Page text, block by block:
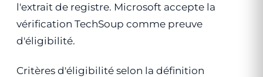
l'extrait de registre. Microsoft accepte la
vérification TechSoup comme preuve
d'éligibilité.
Critères d'éligibilité selon la définition